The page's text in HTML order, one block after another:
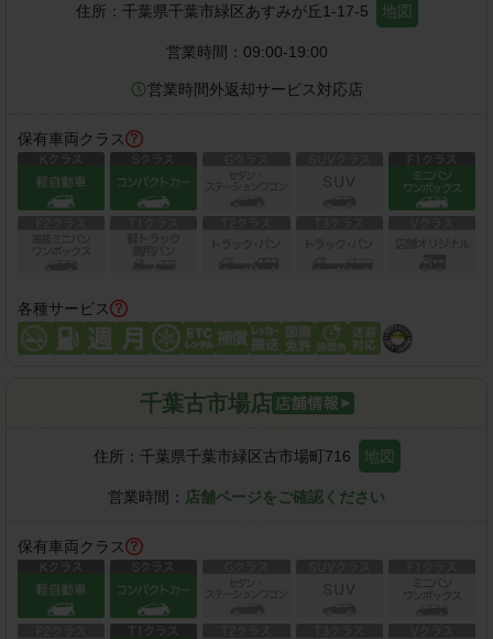
住所： 千葉県千葉市緑区あすみが丘1-17-5 地図
営業時間： 09:00-19:00
営業時間外返却サービス対応店
保有車両クラス
各種サービス
千葉古市場店
住所： 千葉県千葉市緑区古市場町716 地図
営業時間： 店舗ページをご確認ください
保有車両クラス